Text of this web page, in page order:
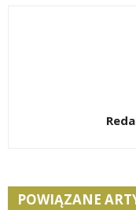
POWIĄZANE